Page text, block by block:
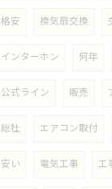
格安 換気扇交換
インターホン 何年
公式ライン 販売
総社 エアコン取付
安い 電気工事 工